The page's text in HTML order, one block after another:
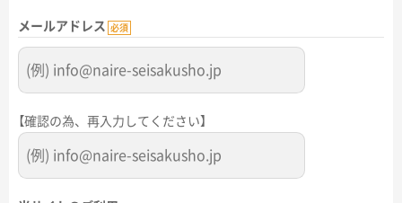
メールアドレス 必須
【確認の為、再入力してください】